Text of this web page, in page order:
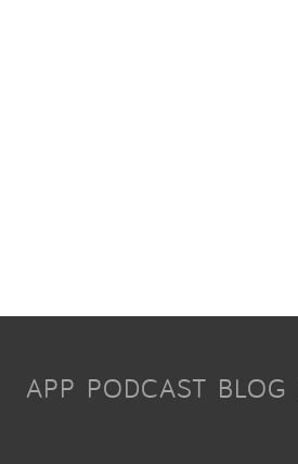
APP PODCAST BLOG